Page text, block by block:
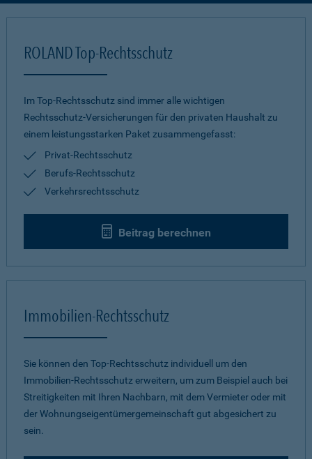
ROLAND Top-Rechtsschutz
Im Top-Rechtsschutz sind immer alle wichtigen
Rechtsschutz-Versicherungen für den privaten Haushalt zu
einem leistungsstarken Paket zusammengefasst:
Privat-Rechtsschutz
Berufs-Rechtsschutz
Verkehrsrechtsschutz
Beitrag berechnen
Immobilien-Rechtsschutz
Sie können den Top-Rechtsschutz individuell um den
Immobilien-Rechtsschutz erweitern, um zum Beispiel auch bei
Streitigkeiten mit Ihren Nachbarn, mit dem Vermieter oder mit
der Wohnungseigentümergemeinschaft gut abgesichert zu
sein.